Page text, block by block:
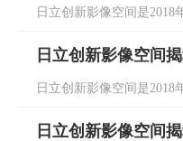
日立创新影像空间是
日立创新影像空间
日立创新影像空间是
日立创新影像空间